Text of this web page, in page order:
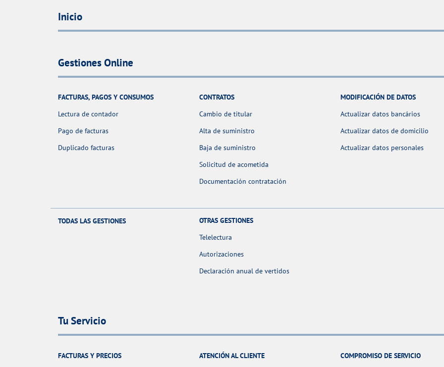
Inicio
Gestiones Online
FACTURAS, PAGOS Y CONSUMOS
Lectura de contador
Pago de facturas
Duplicado facturas
CONTRATOS
Cambio de titular
Alta de suministro
Baja de suministro
Solicitud de acometida
Documentación contratación
MODIFICACIÓN DE DATOS
Actualizar datos bancários
Actualizar datos de domicilio
Actualizar datos personales
TODAS LAS GESTIONES
OTRAS GESTIONES
Telelectura
Autorizaciones
Declaración anual de vertidos
Tu Servicio
FACTURAS Y PRECIOS
ATENCIÓN AL CLIENTE
COMPROMISO DE SERVICIO